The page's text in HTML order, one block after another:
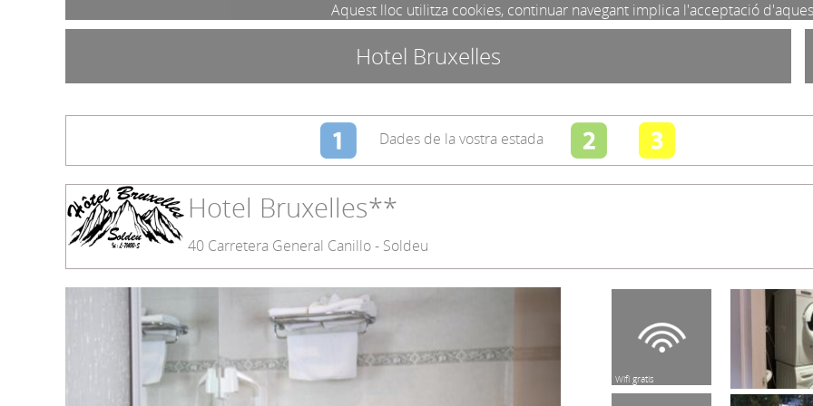
Aquest lloc utilitza cookies, continuar navegant implica l'acceptació
Hotel Bruxelles
Dades de la vostra estada
Hotel Bruxelles**
40 Carretera General Canillo - Soldeu
BBQ
Gastronomia
Wifi gratis